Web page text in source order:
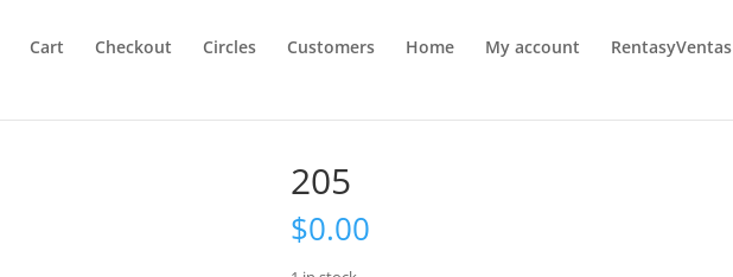
Cart Checkout Circles Customers Home My account RentasyVentas
205
$0.00